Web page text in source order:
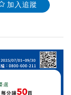
加入追蹤